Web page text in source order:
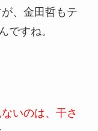
、金田哲もテ
ですね。
いのは、 干さ